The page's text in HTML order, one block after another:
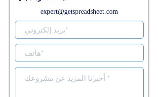
expert@getspreadsheet.com